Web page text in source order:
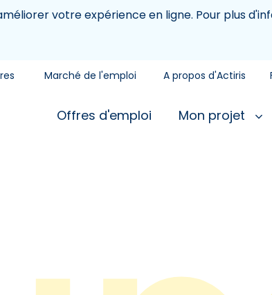
votre expérience en ligne. Pour plus
Marché de l'emploi A propos d'Actiris
Offres d'emploi Mon projet